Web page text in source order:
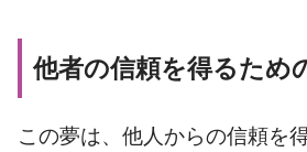
他者の信頼を得るため
この夢は、他人からの信頼を